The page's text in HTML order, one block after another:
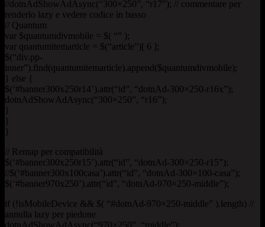
//dotnAdShowAdAsync(“300×250”, “r17”); // commentare per
renderlo lazy e vedere codice in basso
// Quantum
var $quantumdivmobile = $( “” );
var quantumitemarticle = $(“article”)[ 6 ];
$(“div.pp-
inner”).find(quantumitemarticle).append($quantumdivmobile);
} else {
$(‘#banner300x250r14’).attr(“id”, “dotnAd-300×250-r16x”);
dotnAdShowAdAsync(“300×250”, “r16”);
}
}
}
// Remap per compatibilità
$(‘#banner300x250r15’).attr(“id”, “dotnAd-300×250-r15”);
//$(‘#banner300x100casa’).attr(“id”, “dotnAd-300×100-casa”);
$(‘#banner970x250’).attr(“id”, “dotnAd-970×250-middle”);
if (!isMobileDevice && $( “#dotnAd-970×250-middle” ).length) //
annulla lazy per piedone
dotnAdShowAdAsync(“970×250”, “middle”);